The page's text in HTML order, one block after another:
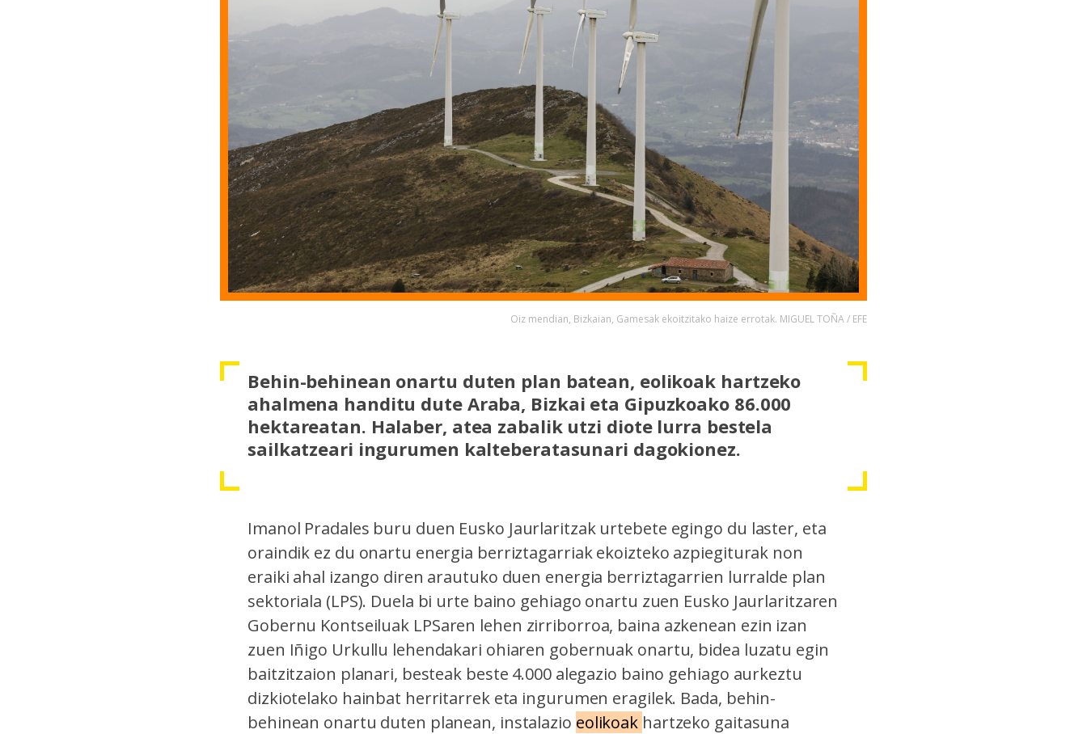
Oiz mendian, Bizkaian, Gamesak ekoitzitako haize errotak. MIGUEL TOÑA / EFE
Behin-behinean onartu duten plan batean, eolikoak hartzeko
ahalmena handitu dute Araba, Bizkai eta Gipuzkoako 86.000
hektareatan. Halaber, atea zabalik utzi diote lurra bestela
sailkatzeari ingurumen kalteberatasunari dagokionez.
Imanol Pradales buru duen Eusko Jaurlaritzak urtebete egingo du laster, eta
oraindik ez du onartu energia berriztagarriak ekoizteko azpiegiturak non
eraiki ahal izango diren arautuko duen energia berriztagarrien lurralde plan
sektoriala (LPS). Duela bi urte baino gehiago onartu zuen Eusko Jaurlaritzaren
Gobernu Kontseiluak LPSaren lehen zirriborroa, baina azkenean ezin izan
zuen Iñigo Urkullu lehendakari ohiaren gobernuak onartu, bidea luzatu egin
baitzitzaion planari, besteak beste 4.000 alegazio baino gehiago aurkeztu
dizkiotelako hainbat herritarrek eta ingurumen eragilek. Bada, behin-
behinean onartu duten planean, instalazio eolikoak hartzeko gaitasuna